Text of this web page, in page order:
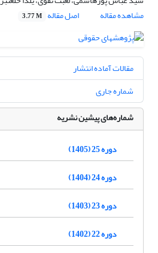
مشاهده مقاله
اصل مقاله 3.77 M
مقالات آماده انتشار
شماره جاری
شماره‌های پیشین نشریه
دوره 25 (1405)
دوره 24 (1404)
دوره 23 (1403)
دوره 22 (1402)